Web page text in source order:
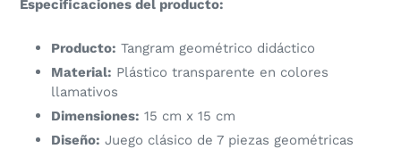
Especificaciones del producto:
Producto: Tangram geométrico didáctico
Material: Plástico transparente en colores
llamativos
Dimensiones: 15 cm x 15 cm
Diseño: Juego clásico de 7 piezas geométricas